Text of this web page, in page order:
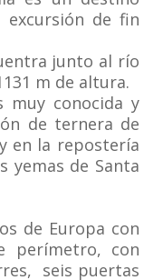
de fin
junto al río
m de altura.
muy conocida y
de ternera de
en la repostería
yemas de Santa
de Europa con
perímetro, con
seis puertas